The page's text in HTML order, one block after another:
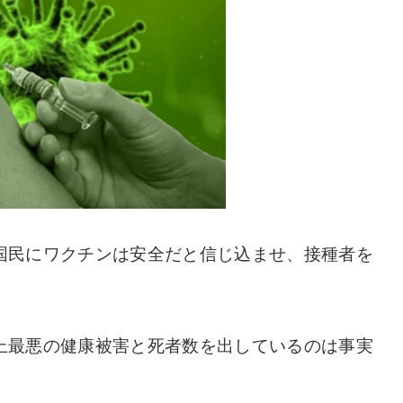
にワクチンは安全だと信じ込ませ、接種者を
悪の健康被害と死者数を出しているのは事実